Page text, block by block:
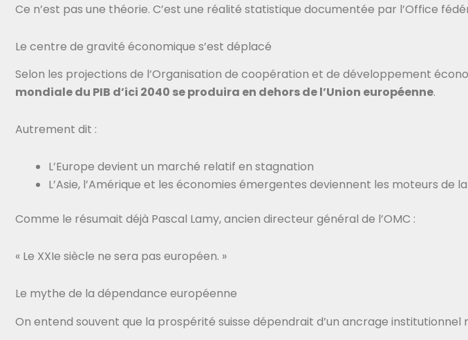
Ce n’est pas une théorie. C’est une réalité statistique documentée par l’Office
Le centre de gravité économique s’est déplacé
Selon les projections de l’Organisation de coopération et de développement
mondiale du PIB d’ici 2040 se produira en dehors de l’Union européenne.
Autrement dit :
L’Europe devient un marché relatif en stagnation
L’Asie, l’Amérique et les économies émergentes deviennent les moteurs de
Comme le résumait déjà Pascal Lamy, ancien directeur général de l’OMC :
« Le XXIe siècle ne sera pas européen. »
Le mythe de la dépendance européenne
On entend souvent que la prospérité suisse dépendrait d’un ancrage institutionnel